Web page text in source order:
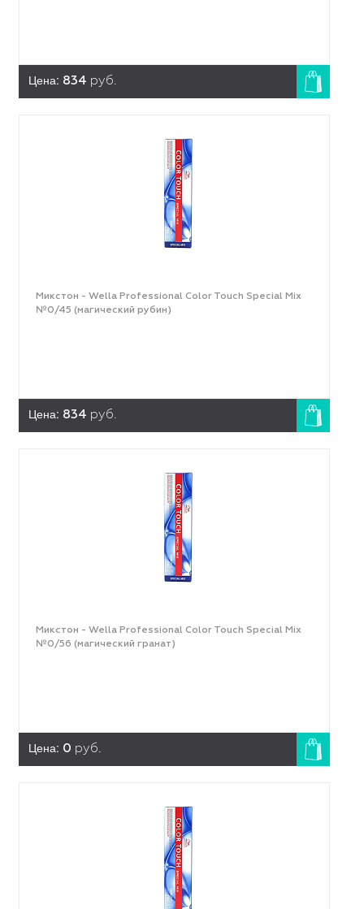
Цена: 834 руб.
Микстон - Wella Professional Color Touch Special Mix
№0/45 (магический рубин)
Цена: 834 руб.
Микстон - Wella Professional Color Touch Special Mix
№0/56 (магический гранат)
Цена: 0 руб.